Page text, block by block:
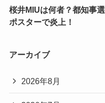
桜井MIUは何者？都知事選
ポスターで炎上！
アーカイブ
2026年8月